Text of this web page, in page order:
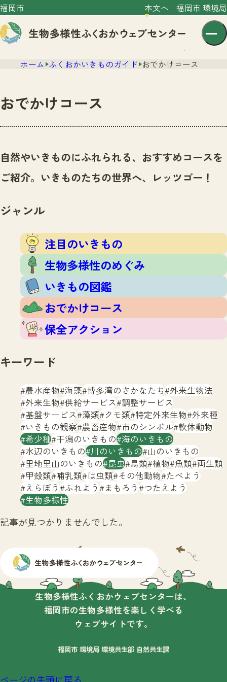
福岡市 本文へ 福岡市 環境局
文字サイズ 小 中 大
センター紹介
センター紹介TOP
サイトポリシー
ニュース
いきものガイド
注目のいきもの
生物多様性のめぐみ
いきもの図鑑
おでかけコース
保全アクション
イベント
いきもの調査隊
調査レポート
調査レポートTOP
調査結果
ふくおかいきものマップ
マッチング
マッチングTOP
掲載申し込みフォーム
お問合せ
生物多様性ふくおかウェブセンターとは
サイトマップ
ホーム ふくおかいきものガイド おでかけコース
おでかけコース
自然やいきものにふれられる、おすすめコースを
ご紹介。いきものたちの世界へ、レッツゴー！
ジャンル
注目のいきもの
生物多様性のめぐみ
いきもの図鑑
おでかけコース
保全アクション
キーワード
農水産物 海藻 博多湾のさかなたち 外来生物法
外来生物 供給サービス 調整サービス
基盤サービス 藻類 クモ類 特定外来生物 外来種
いきもの観察 農畜産物 市のシンボル 軟体動物
希少種 干潟のいきもの 海のいきもの
水辺のいきもの 川のいきもの 山のいきもの
里地里山のいきもの 昆虫 鳥類 植物 魚類 両生類
甲殻類 哺乳類 は虫類 その他動物 たべよう
えらぼう ふれよう まもろう つたえよう
生物多様性
記事が見つかりませんでした。
生物多様性ふくおかウェブセンターは、
福岡市の生物多様性を楽しく学べる
ウェブサイトです。
福岡市 環境局 環境共生部 自然共生課